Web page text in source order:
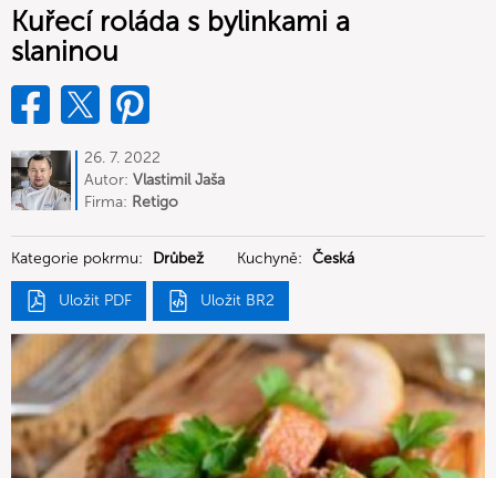
Kuřecí roláda s bylinkami a
slaninou
26. 7. 2022
Autor: Vlastimil Jaša
Firma: Retigo
Kategorie pokrmu: Drůbež Kuchyně: Česká
Uložit PDF Uložit BR2